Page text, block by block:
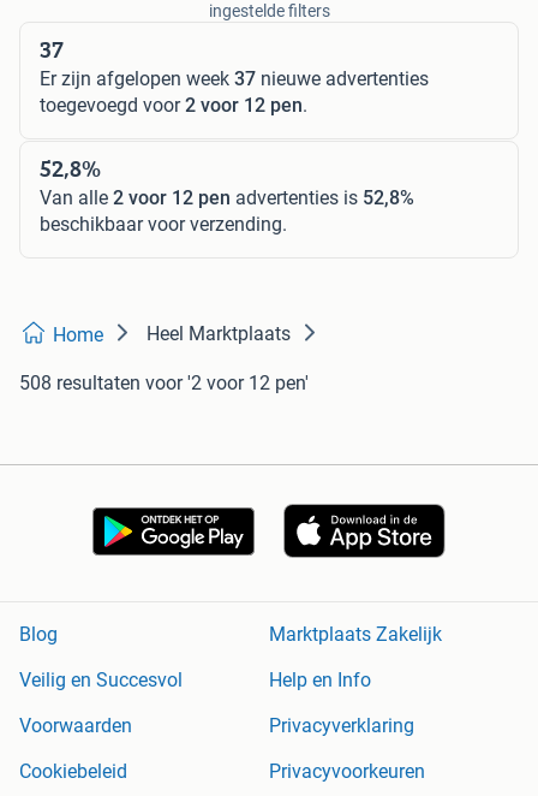
ingestelde filters
37
Er zijn afgelopen week 37 nieuwe advertenties
toegevoegd voor2 voor 12 pen.
52,8%
Van alle 2 voor 12 pen advertenties is 52,8%
beschikbaar voor verzending.
Home Heel Marktplaats
508 resultaten voor '2 voor 12 pen'
Blog
Marktplaats Zakelijk
Veilig en Succesvol
Help en Info
Voorwaarden
Privacyverklaring
Cookiebeleid
Privacyvoorkeuren